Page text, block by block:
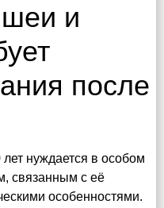
и
после
нуждается в особом
связанным с её
особенностями.